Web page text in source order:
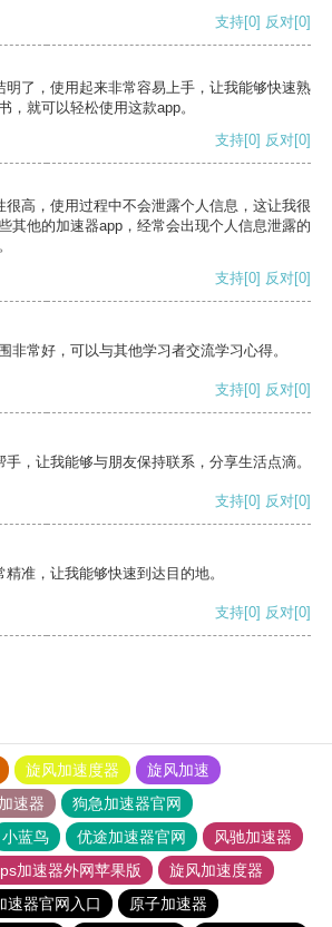
支持[0] 反对[0]
明了，使用起来非常容易上手，让我能够快速熟
，就可以轻松使用这款app。
支持[0] 反对[0]
很高，使用过程中不会泄露个人信息，这让我很
其他的加速器app，经常会出现个人信息泄露的
支持[0] 反对[0]
非常好，可以与其他学习者交流学习心得。
支持[0] 反对[0]
，让我能够与朋友保持联系，分享生活点滴。
支持[0] 反对[0]
准，让我能够快速到达目的地。
支持[0] 反对[0]
旋风加速度器
旋风加速
速器
狗急加速器官网
小蓝鸟 优途加速器官网
风驰加速器
加速器外网苹果版
旋风加速度器
速器官网入口
原子加速器